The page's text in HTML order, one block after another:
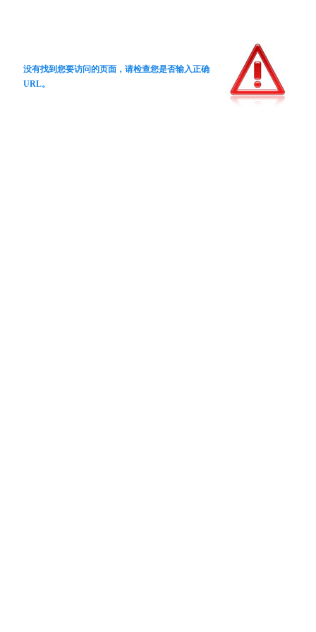
没有找到您要访问的页面，请检查您是否输入正确
URL。